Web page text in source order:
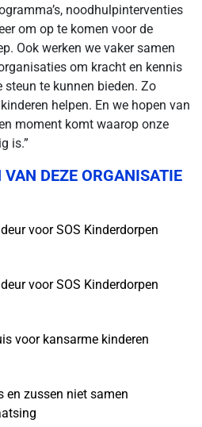
noodhulpinterventies
om op te komen voor de
Ook werken we vaker samen
om kracht en kennis
te kunnen bieden. Zo
helpen. En we hopen van
moment komt waarop onze
is.”
DEZE ORGANISATIE
voor SOS Kinderdorpen
voor SOS Kinderdorpen
voor kansarme kinderen
en zussen niet samen